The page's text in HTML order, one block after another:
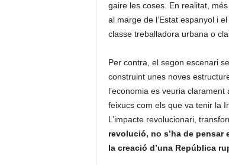
gaire les coses. En realitat,
al marge de l’Estat espanyol i
classe treballadora urbana o
Per contra, el segon escenari
construint unes noves
l’economia es veuria
feixucs com els que va tenir la
L’impacte revolucionari,
revolució, no s’ha de
la creació d’una República